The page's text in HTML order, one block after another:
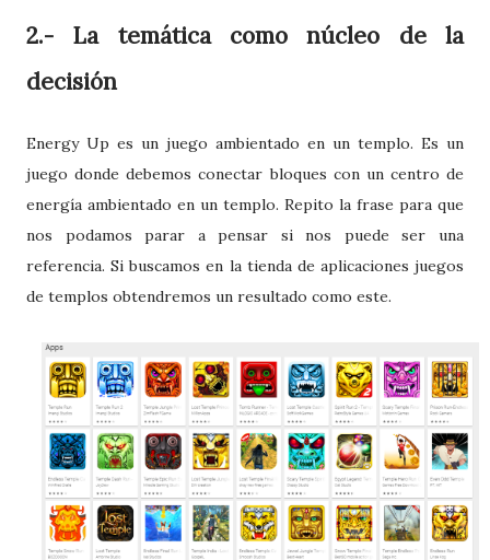
2.- La temática como núcleo de la
decisión
Energy Up es un juego ambientado en un templo. Es un
juego donde debemos conectar bloques con un centro de
energía ambientado en un templo. Repito la frase para que
nos podamos parar a pensar si nos puede ser una
referencia. Si buscamos en la tienda de aplicaciones juegos
de templos obtendremos un resultado como este.